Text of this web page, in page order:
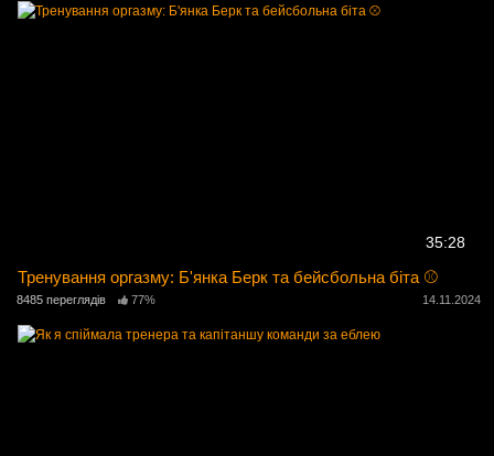
35:28
Тренування оргазму: Б'янка Берк та бейсбольна біта ⚾️
8485 переглядів 77% 14.11.2024